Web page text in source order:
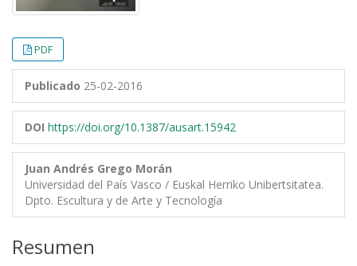
PDF
Publicado 25-02-2016
DOI https://doi.org/10.1387/ausart.15942
Juan Andrés Grego Morán
Universidad del País Vasco / Euskal Herriko Unibertsitatea.
Dpto. Escultura y de Arte y Tecnología
Resumen